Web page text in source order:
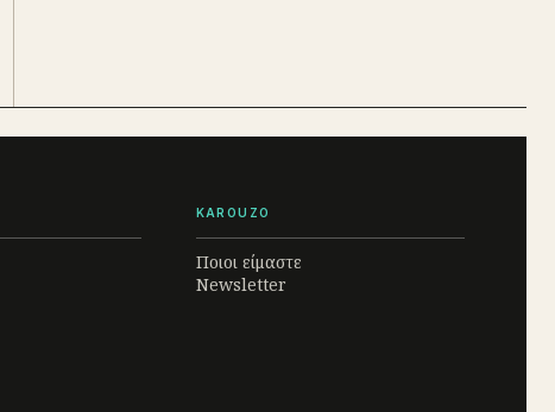
KAROUZO
Ποιοι είμαστε
Newsletter